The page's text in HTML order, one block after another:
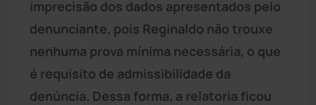
imprecisão dos dados apresentados pelo
denunciante, pois Reginaldo não trouxe
nenhuma prova mínima necessária, o que
é requisito de admissibilidade da
denúncia. Dessa forma, a relatoria ficou